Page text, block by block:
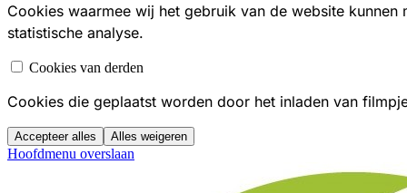
Cookies waarmee wij het gebruik van de website
statistische analyse.
Cookies van derden
Cookies die geplaatst worden door het inladen van
Accepteer alles Alles weigeren
Hoofdmenu overslaan